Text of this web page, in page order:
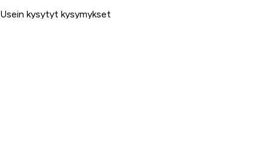
Usein kysytyt kysymykset